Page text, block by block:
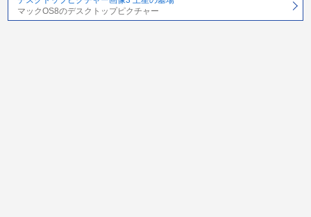
マックOS8のデスクトップピクチャー